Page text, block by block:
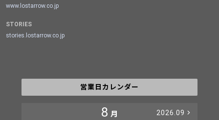
www.lostarrow.co.jp
STORIES
stories.lostarrow.co.jp
営業日カレンダー
8 月 2026.09